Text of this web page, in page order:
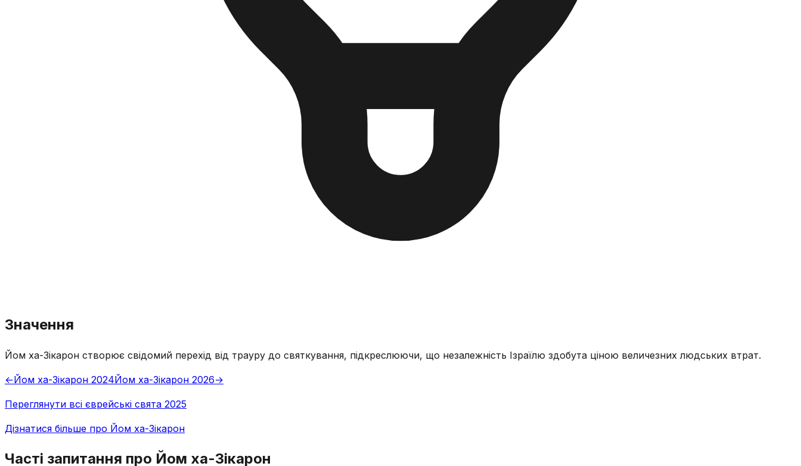
Значення
Йом ха-Зікарон створює свідомий перехід від трауру до святкування, підкреслюючи, що незалежність Ізраїлю здобута ціною величезних людських втрат.
←Йом ха-Зікарон 2024Йом ха-Зікарон 2026→
Переглянути всі єврейські свята 2025
Дізнатися більше про Йом ха-Зікарон
Часті запитання про Йом ха-Зікарон